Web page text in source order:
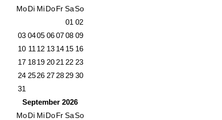
MoDi MiDoFr SaSo
01 02
03 0405 06 0708 09
10 11 12 13 14 15 16
17 1819 20 21 22 23
24 2526 27 28 29 30
31
September 2026
MoDi MiDoFr SaSo